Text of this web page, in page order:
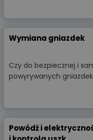
Wymiana gniazdek
Czy do bezpiecznej i
powyrywanych
Powódź i